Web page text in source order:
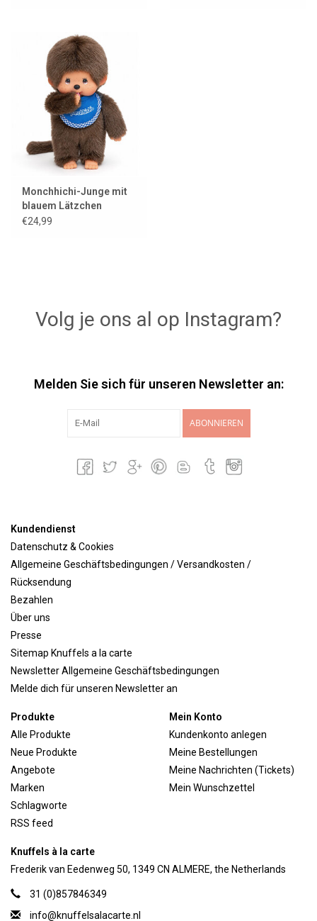
Monchhichi-Junge mit
blauem Lätzchen
€24,99
Volg je ons al op Instagram?
Melden Sie sich für unseren Newsletter an:
ABONNIEREN
Kundendienst
Datenschutz & Cookies
Allgemeine Geschäftsbedingungen / Versandkosten /
Rücksendung
Bezahlen
Über uns
Presse
Sitemap Knuffels a la carte
Newsletter Allgemeine Geschäftsbedingungen
Melde dich für unseren Newsletter an
Produkte
Alle Produkte
Neue Produkte
Angebote
Marken
Schlagworte
RSS feed
Mein Konto
Kundenkonto anlegen
Meine Bestellungen
Meine Nachrichten (Tickets)
Mein Wunschzettel
Knuffels à la carte
Frederik van Eedenweg 50, 1349 CN ALMERE, the Netherlands
31 (0)857846349
info@knuffelsalacarte.nl